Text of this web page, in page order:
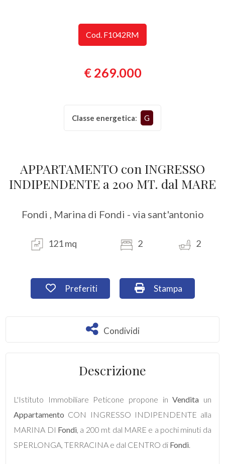
Cod. F1042RM
€ 269.000
Classe energetica: G
APPARTAMENTO con INGRESSO
INDIPENDENTE a 200 MT. dal MARE
Fondi , Marina di Fondi - via sant'antonio
121 mq 2 2
Preferiti: Cod. F1042RM
Preferiti Stampa: Cod.
Stampa
Condividi
Condividi
Descrizione
L'Istituto Immobiliare Peticone propone inVendita un
Appartamento CON INGRESSO INDIPENDENTE alla
MARINA DI Fondi, a 200 mt dal MARE e a pochi minuti da
SPERLONGA, TERRACINA e dal CENTRO di Fondi.
multiscelta
Residenziali
Commerciali
Industriali